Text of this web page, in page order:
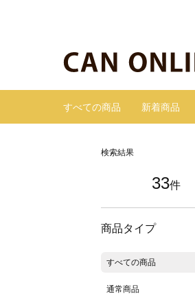
すべての商品 新着商品
検索結果
33件
商品タイプ
すべての商品
通常商品